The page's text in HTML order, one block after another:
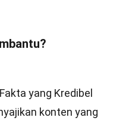
yang Kredibel
konten yang